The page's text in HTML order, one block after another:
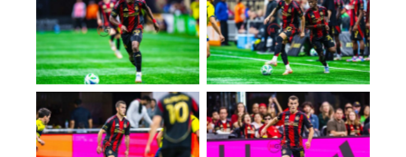
No Caption No Caption
No Caption No Caption